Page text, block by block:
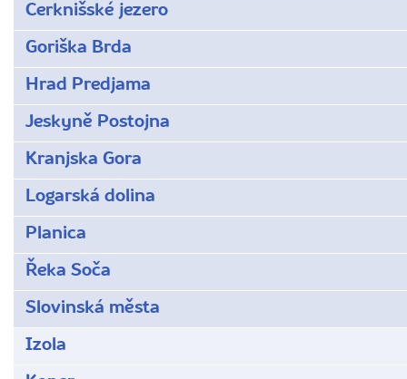
Cerknišské jezero
Goriška Brda
Hrad Predjama
Jeskyně Postojna
Kranjska Gora
Logarská dolina
Planica
Řeka Soča
Slovinská města
Izola